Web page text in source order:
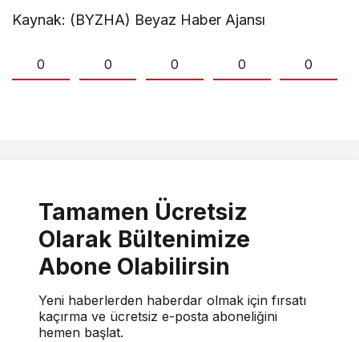
Kaynak: (BYZHA) Beyaz Haber Ajansı
0 0 0 0 0
Tamamen Ücretsiz
Olarak Bültenimize
Abone Olabilirsin
Yeni haberlerden haberdar olmak için fırsatı
kaçırma ve ücretsiz e-posta aboneliğini
hemen başlat.